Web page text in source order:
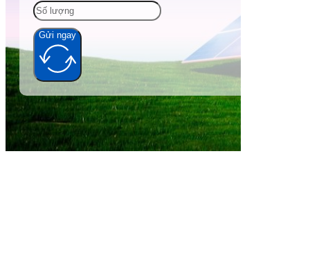
Gửi ngay